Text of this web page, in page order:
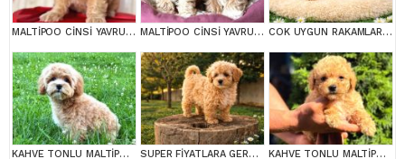
MALTİPOO CİNSİ YAVRULAR EV ÜRETİMİ MALTİPOO CİNSİ YAVRULAR EV ÜRETİMİ COK UYGUN RAKAMLARA GERÇEK MALTİPOO YAVRULAR
KAHVE TONLU MALTİPOO CİNSİ YAVRULAR SUPER FİYATLARA GERÇEK MALTİPOO YAVRULAR KAHVE TONLU MALTİPOO CİNSİ YAVRULAR